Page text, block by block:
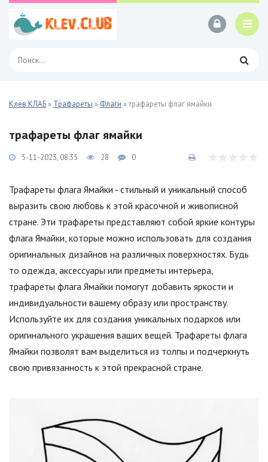
Клёв.КЛАБ » Трафареты » Флаги » трафареты флаг ямайки
трафареты флаг ямайки
5-11-2023, 08:35 28 0
Трафареты флага Ямайки - стильный и уникальный способ
выразить свою любовь к этой красочной и живописной
стране. Эти трафареты представляют собой яркие контуры
флага Ямайки, которые можно использовать для создания
оригинальных дизайнов на различных поверхностях. Будь
то одежда, аксессуары или предметы интерьера,
трафареты флага Ямайки помогут добавить яркости и
индивидуальности вашему образу или пространству.
Используйте их для создания уникальных подарков или
оригинального украшения ваших вещей. Трафареты флага
Ямайки позволят вам выделиться из толпы и подчеркнуть
свою привязанность к этой прекрасной стране.